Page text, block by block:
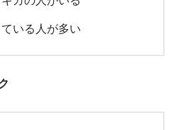
いる人が多い